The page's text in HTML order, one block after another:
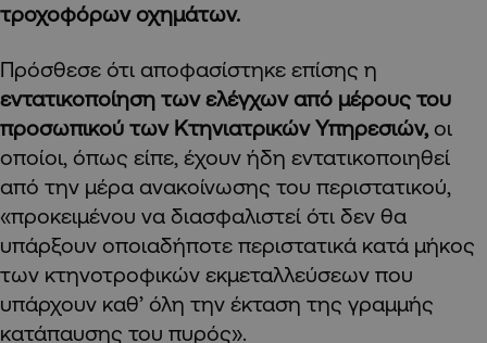
τροχοφόρων οχημάτων.
Πρόσθεσε ότι αποφασίστηκε επίσης η
εντατικοποίηση των ελέγχων από μέρους του
προσωπικού των Κτηνιατρικών Υπηρεσιών, οι
οποίοι, όπως είπε, έχουν ήδη εντατικοποιηθεί
από την μέρα ανακοίνωσης του περιστατικού,
«προκειμένου να διασφαλιστεί ότι δεν θα
υπάρξουν οποιαδήποτε περιστατικά κατά μήκος
των κτηνοτροφικών εκμεταλλεύσεων που
υπάρχουν καθ’ όλη την έκταση της γραμμής
κατάπαυσης του πυρός».